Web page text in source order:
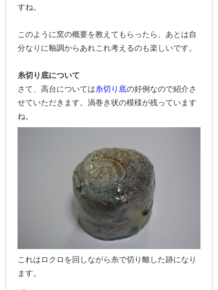
すね。
このように窯の概要を教えてもらったら、あとは自
分なりに釉調からあれこれ考えるのも楽しいです。
糸切り底について
さて、高台については糸切り底の好例なので紹介さ
せていただきます。渦巻き状の模様が残っています
ね。
これはロクロを回しながら糸で切り離した跡になり
ます。